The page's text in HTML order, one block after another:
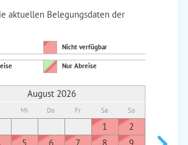
aktuellen Belegungsdaten der
Nicht verfügbar
Nur Abreise
August 2026
Mi Do Fr Sa So
1
2